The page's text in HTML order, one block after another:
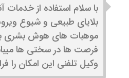
با سلام استفاده از خدمات
بلایای طبیعی و شیوع
موهبات های هوش بشری
فرصت ها در سختی ها
وکیل تلفنی این امکان را